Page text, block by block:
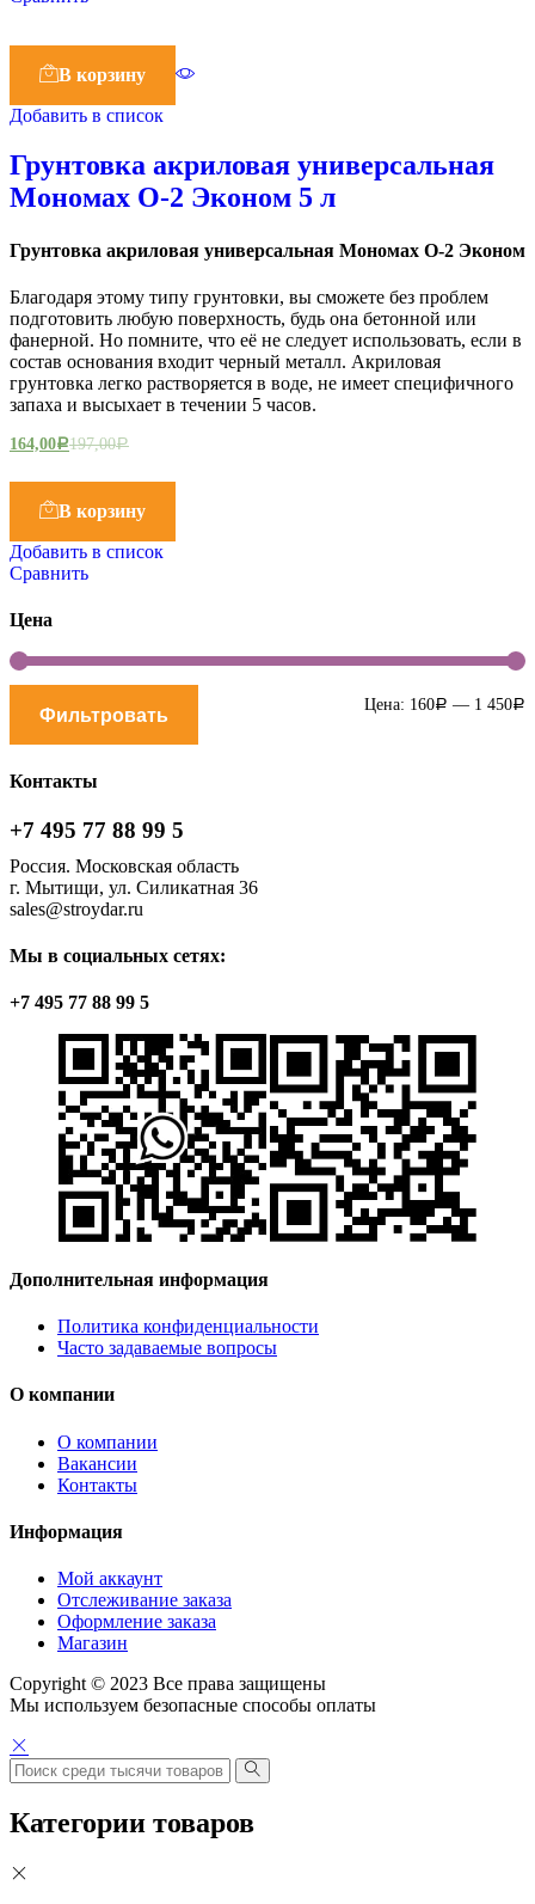
В корзину
Добавить в список
Грунтовка акриловая универсальная
Мономах О-2 Эконом 5 л
Грунтовка акриловая универсальная Мономах О-2 Эконом
Благодаря этому типу грунтовки, вы сможете без проблем
подготовить любую поверхность, будь она бетонной или
фанерной. Но помните, что её не следует использовать, если в
состав основания входит черный металл. Акриловая
грунтовка легко растворяется в воде, не имеет специфичного
запаха и высыхает в течении 5 часов.
164,00Р197,00Р
В корзину
Добавить в список
Сравнить
Цена
Фильтровать Цена: 160Р — 1 450Р
Контакты
+7 495 77 88 99 5
Россия. Московская область
г. Мытищи, ул. Силикатная 36
sales@stroydar.ru
Мы в социальных сетях:
+7 495 77 88 99 5
Дополнительная информация
Политика конфиденциальности
Часто задаваемые вопросы
О компании
О компании
Вакансии
Контакты
Информация
Мой аккаунт
Отслеживание заказа
Оформление заказа
Магазин
Copyright © 2023 Все права защищены
Мы используем безопасные способы оплаты
Категории товаров